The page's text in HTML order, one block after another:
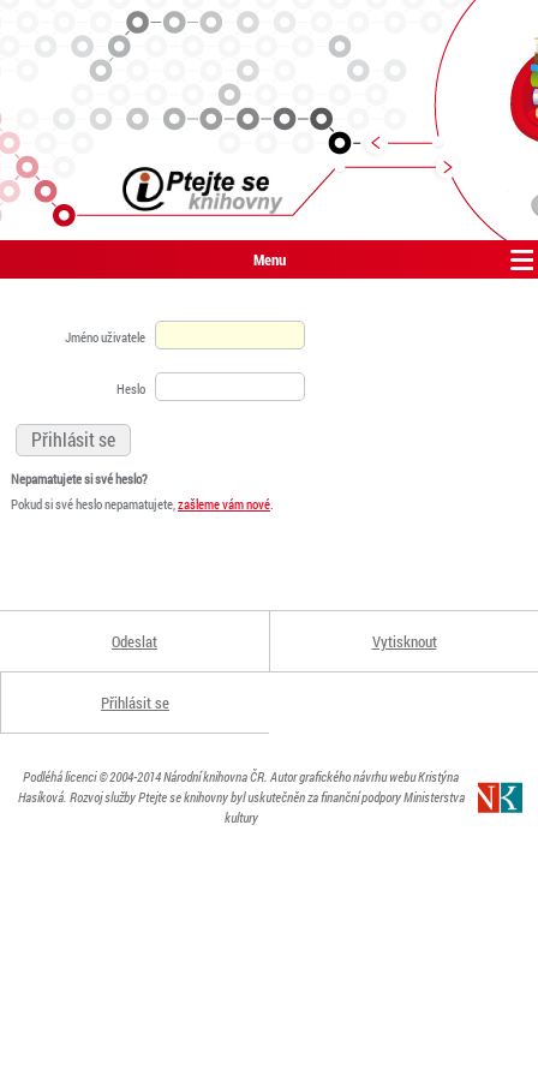
Menu
Jméno uživatele
Heslo
Nepamatujete si své heslo?
Pokud si své heslo nepamatujete,zašleme vám nové.
Odeslat Vytisknout
Přihlásit se
Podléhá licenci© 2004-2014Národní knihovna ČR. Autor grafického návrhu webu Kristýna
Hasíková. Rozvoj služby Ptejte se knihovny byl uskutečněn za finanční podpory Ministerstva
kultury